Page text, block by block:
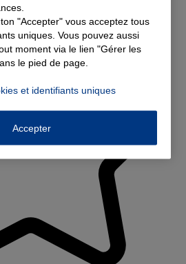
"Accepter" vous acceptez tous
uniques. Vous pouvez aussi
moment via le lien "Gérer les
le pied de page.
et identifiants uniques
Accepter